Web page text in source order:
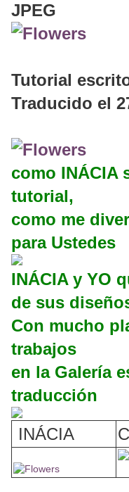
JPEG
Tutorial
Traducido el
como INÁCIA
tutorial,
como me
para Ustedes
INÁCIAy YO
de sus
Con mucho
trabajos
en la Galería
traducción
INÁCIA